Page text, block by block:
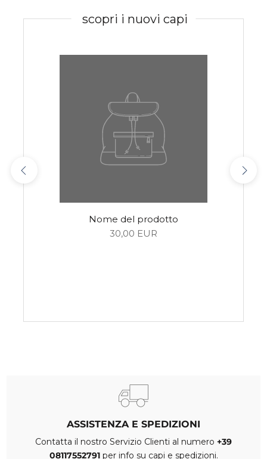
scopri i nuovi capi
Nome del prodotto
30,00 EUR
ASSISTENZA E SPEDIZIONI
Contatta il nostro Servizio Clienti al numero +39
08117552791 per info su capi e spedizioni.